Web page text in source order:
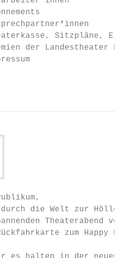
Sitzpläne,
der Landestheater
die Welt zur Hölle«
Theaterabend
zum Happy